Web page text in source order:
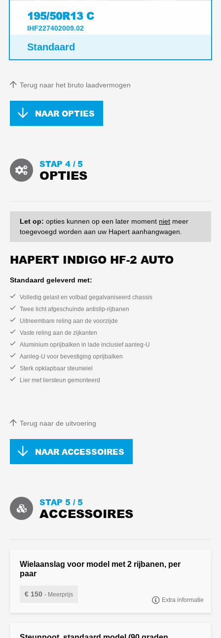
195/50R13 C
IHF227402009.02
Standaard
Terug naar het bruto laadvermogen
NAAR OPTIES
OPTIES
STAP 4 / 5
Let op: opties kunnen op een later moment niet meer
toegevoegd worden aan uw Hapert aanhangwagen.
HAPERT INDIGO HF-2 AUTO
Standaard geleverd met:
Volledig gelast en volbad gegalvaniseerd chassis
Twee licht afgeschuinde antislip-rijbanen
Uitneembare reling aan de voorzijde
Vaste reling aan de zijkanten
Aluminium oprijbalken in lade inclusief aanleg-U
Aanleg-U voor bevestiging oprijbalken
Sterk opklapbaar steunwiel
Lier met liersteun gemonteerd
Terug naar de uitvoering
NAAR ACCESSOIRES
ACCESSOIRES
STAP 5 / 5
Wielaanslag voor model met 2 rijbanen, per
paar
€ 150 - Meerprijs
Extra informatie